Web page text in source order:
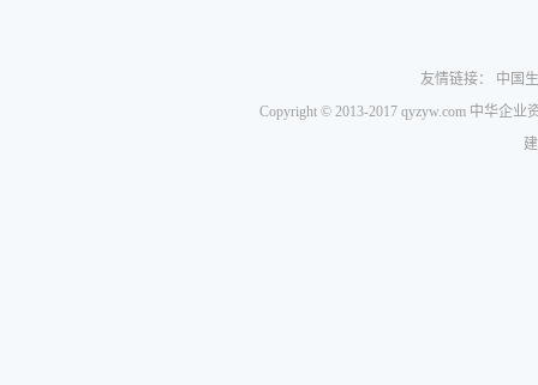
友情链接：
中国
Copyright © 2013-2017 qyzyw.com 中华企业